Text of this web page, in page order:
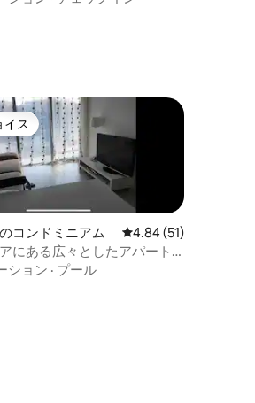
つ星の平均評価
イス
イス
コンドミニアム レビュー51件、5つ
4.84 (51)
にある広々としたアパート
ション · プール